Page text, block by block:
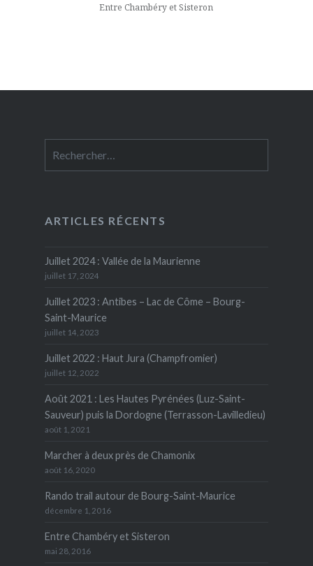
Entre Chambéry et Sisteron
ARTICLES RÉCENTS
Juillet 2024 : Vallée de la Maurienne
juillet 17, 2024
Juillet 2023 : Antibes – Lac de Côme – Bourg-
Saint-Maurice
juillet 14, 2023
Juillet 2022 : Haut Jura (Champfromier)
juillet 12, 2022
Août 2021 : Les Hautes Pyrénées (Luz-Saint-
Sauveur) puis la Dordogne (Terrasson-Lavilledieu)
août 1, 2021
Marcher à deux près de Chamonix
août 16, 2020
Rando trail autour de Bourg-Saint-Maurice
décembre 1, 2016
Entre Chambéry et Sisteron
mai 28, 2016